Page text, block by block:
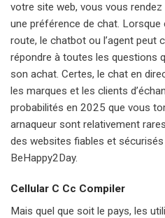
votre site web, vous vous
une préférence de chat.
route, le chatbot ou l’agent peut
répondre à toutes les questions
son achat. Certes, le chat en
les marques et les clients
probabilités en 2025 que vous
arnaqueur sont relativement
des websites fiables et
BeHappy2Day.
Cellular C Cc Compiler
Mais quel que soit le pays, les